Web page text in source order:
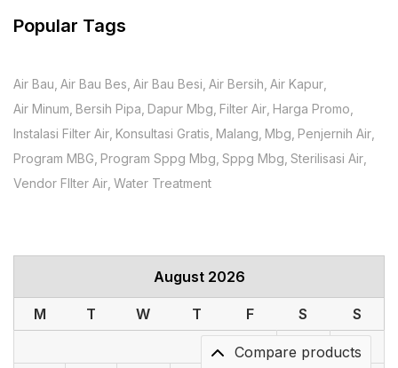
Popular Tags
Air Bau Air Bau Bes Air Bau Besi Air Bersih Air Kapur
Air Minum Bersih Pipa Dapur Mbg Filter Air Harga Promo
Instalasi Filter Air Konsultasi Gratis Malang Mbg Penjernih Air
Program MBG Program Sppg Mbg Sppg Mbg Sterilisasi Air
Vendor FIlter Air Water Treatment
August 2026
M T W T F S
S
1
2
Compare products